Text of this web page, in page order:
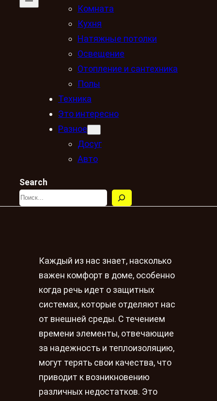
Комната
Кухня
Натяжные потолки
Освещение
Отопление и сантехника
Полы
Техника
Это интересно
Разное
Досуг
Авто
Search
Каждый из нас знает, насколько
важен комфорт в доме, особенно
когда речь идет о защитных
системах, которые отделяют нас
от внешней среды. С течением
времени элементы, отвечающие
за надежность и теплоизоляцию,
могут терять свои качества, что
приводит к возникновению
различных недостатков. Это